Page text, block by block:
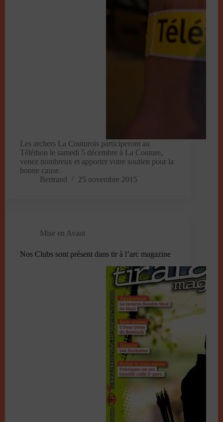
Les archers La Couturois participeront au
Téléthon le samedi 5 décembre à La Couture,
venez nombreux et apporter votre soutien pour la
bonne cause.
Bertrand
25 novembre 2015
Mise en Avant
Nos Clubs sont présent dans tir à l’arc magazine